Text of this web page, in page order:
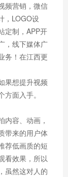
频营销，微信
，LOGO设
定制，APP开
，线下媒体广
务！在江西更
果想提升视频
面入手。
内容、动画，
带来的用户体
荐低画质的短
看效果，所以
虽然这对人的